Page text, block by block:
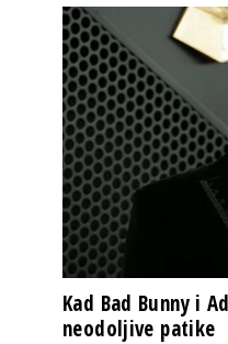
Kad Bad Bunny i
neodoljive patike